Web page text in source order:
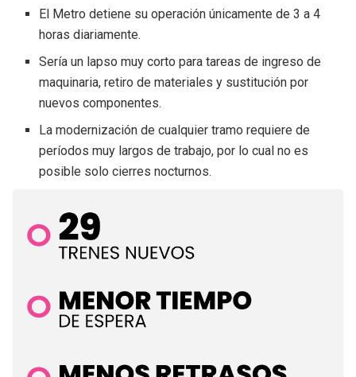
El Metro detiene su operación únicamente de 3 a 4
horas diariamente.
Sería un lapso muy corto para tareas de ingreso de
maquinaria, retiro de materiales y sustitución por
nuevos componentes.
La modernización de cualquier tramo requiere de
períodos muy largos de trabajo, por lo cual no es
posible solo cierres nocturnos.